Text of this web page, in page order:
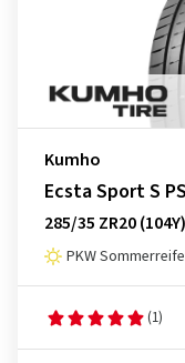
Kumho
Ecsta Sport S
285/35 ZR20 (104Y)
PKW
(1)